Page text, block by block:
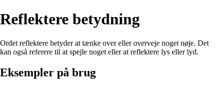
Reflektere betydning
Ordet reflektere betyder at tænke over eller overveje noget nøje. Det
kan også referere til at spejle noget eller at reflektere lys eller lyd.
Eksempler på brug